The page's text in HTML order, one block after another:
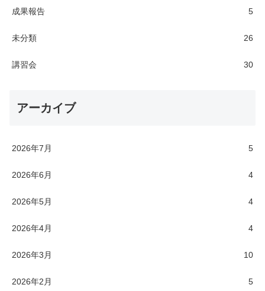
成果報告 5
未分類 26
講習会 30
アーカイブ
2026年7月 5
2026年6月 4
2026年5月 4
2026年4月 4
2026年3月 10
2026年2月 5